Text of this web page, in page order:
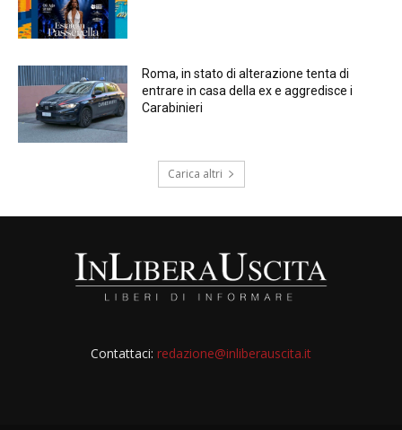
Roma, in stato di alterazione tenta di
entrare in casa della ex e aggredisce i
Carabinieri
Carica altri
Contattaci: redazione@inliberauscita.it